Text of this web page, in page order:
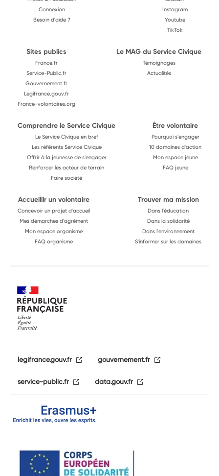
Connexion
Besoin d'aide ?
Instagram
Youtube
TikTok
Sites publics
France.fr
Service-Public.fr
Gouvernement.fr
Legifrance.gouv.fr
France-volontaires.org
Le MAG du Service Civique
Témoignages
Actualités
Comprendre le Service Civique
Le Service Civique en bref
Les référents Service Civique
Offrir à la jeunesse de s'engager
Renforcer les acteur de terrain
Faire société
Être volontaire
Pourquoi s'engager
10 domaines d'action
Mon espace jeune
FAQ jeune
Accueillir un volontaire
Concevoir un projet d'accueil
Mes démarches d'agrément
Mon espace organisme
FAQ organisme
Trouver ma mission
Dans l'éducation
Dans la solidarité
Dans l'environnement
S'informer sur les domaines
legifrance.gouv.fr gouvernement.fr
service-public.fr data.gouv.fr